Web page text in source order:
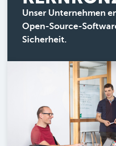
Unser Unternehmen
Open-Source-
Sicherheit.